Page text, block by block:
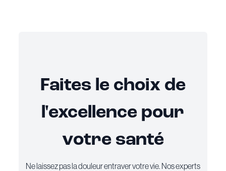
Faites le choix de
l'excellence pour
votre santé
Ne laissez pas la douleur entraver votre vie. Nos experts